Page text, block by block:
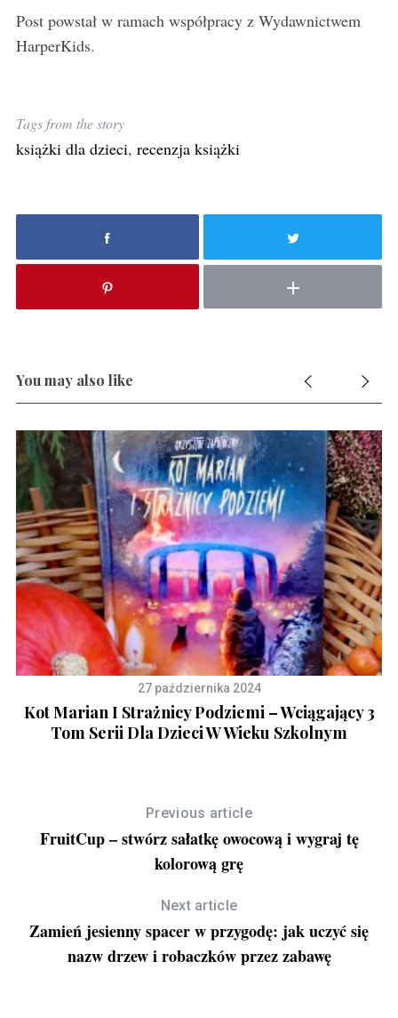
Post powstał w ramach współpracy z Wydawnictwem
HarperKids.
Tags from the story
książki dla dzieci, recenzja książki
You may also like
27 października 2024
Kot Marian I Strażnicy Podziemi – Wciągający 3
Tom Serii Dla Dzieci W Wieku Szkolnym
Previous article
FruitCup – stwórz sałatkę owocową i wygraj tę
kolorową grę
Next article
Zamień jesienny spacer w przygodę: jak uczyć się
nazw drzew i robaczków przez zabawę